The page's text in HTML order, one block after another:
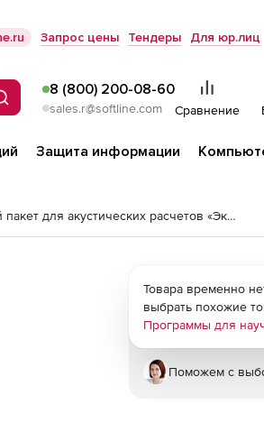
Запрос цены Тендеры Для юр.лиц
Поиск
8 (800) 200-08-60
sales.r@softline.com Сравнение
Защита информации
Программный пакет для акустических расчетов «Эколог-Шум»
Товара временно
выбрать похожие
Программы для
Поможем с